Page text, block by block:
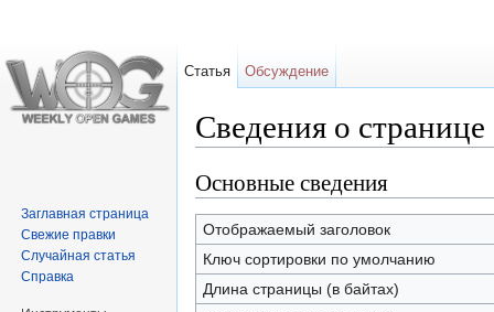
Сведения о
Основные сведения
Отображаемый заголовок
Ключ сортировки по умолчанию
Длина страницы (в байтах)
Статья Обсуждение
Заглавная страница
Свежие правки
Случайная статья
Справка